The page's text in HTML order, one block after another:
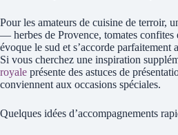
Pour les amateurs de cuisine de terroir,
— herbes de Provence, tomates
évoque le sud et s’accorde parfaitement
Si vous cherchez une inspiration
royale présente des astuces de
conviennent aux occasions spéciales.
Quelques idées d’accompagnements